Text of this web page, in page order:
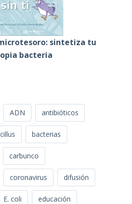
sintetiza tu
bacteria
ADN antibióticos
bacterias
carbunco
coronavirus difusión
E. coli educación